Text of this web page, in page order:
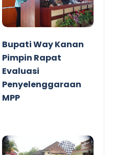
Bupati Way Kanan
Pimpin Rapat
Evaluasi
Penyelenggaraan
MPP